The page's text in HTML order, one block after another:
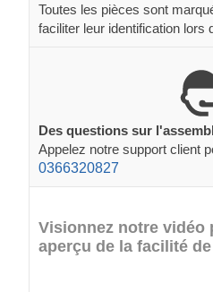
Toutes les pièces sont
faciliter leur identification lors
Des questions sur
Appelez notre support client
0366320827
Visionnez notre vidéo
aperçu de la facilité